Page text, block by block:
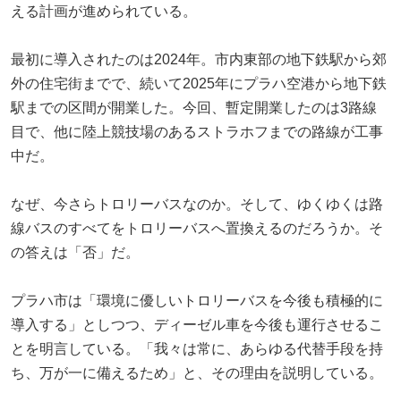
える計画が進められている。
最初に導入されたのは2024年。市内東部の地下鉄駅から郊
外の住宅街までで、続いて2025年にプラハ空港から地下鉄
駅までの区間が開業した。今回、暫定開業したのは3路線
目で、他に陸上競技場のあるストラホフまでの路線が工事
中だ。
なぜ、今さらトロリーバスなのか。そして、ゆくゆくは路
線バスのすべてをトロリーバスへ置換えるのだろうか。そ
の答えは「否」だ。
プラハ市は「環境に優しいトロリーバスを今後も積極的に
導入する」としつつ、ディーゼル車を今後も運行させるこ
とを明言している。「我々は常に、あらゆる代替手段を持
ち、万が一に備えるため」と、その理由を説明している。